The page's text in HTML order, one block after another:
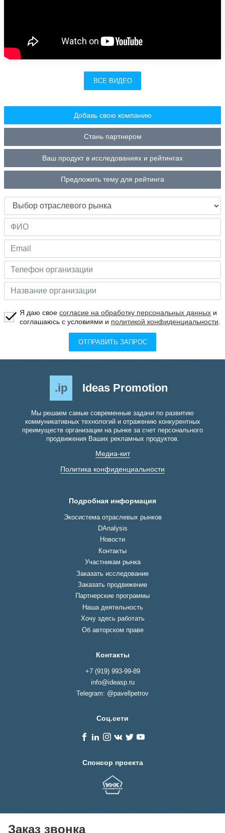
ВСЕ ВИДЕО
Добавь свою компанию
Стань партнером
Ваш продукт в исследованиях и рейтингах
Предложить тему для рейтинга
Я даю своесогласие на обработку персональных данных и
соглашаюсь с условиями и политикой конфиденциальности.
ОТПРАВИТЬ ЗАПРОС
.ip Ideas Promotion
Мы решаем самые современные задачи по развитию
коммуникативных технологий и отражению конкурентных
преимуществ организации на рынке за счет персонального
продвижения Ваших рекламных продуктов.
Медиа-кит
Политика конфиденциальности
Подробная информация
Экосистема отраслевых рынков
DAnalysis
Новости
Контакты
Участникам рынка
Заказать исследование
Заказать продвижение
Партнерские программы
Наша деятельность
Хочу здесь работать
Об авторском праве
Контакты
+7 (919) 993-99-89
info@ideasp.ru
Telegram: @pavellpetrov
Соц.сети
Спонсор проекта
Заказ звонка